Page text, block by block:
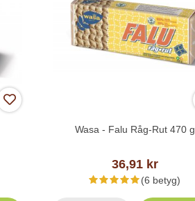
Wasa - Falu Råg-Rut 470 g
36,91 kr
(6 betyg)